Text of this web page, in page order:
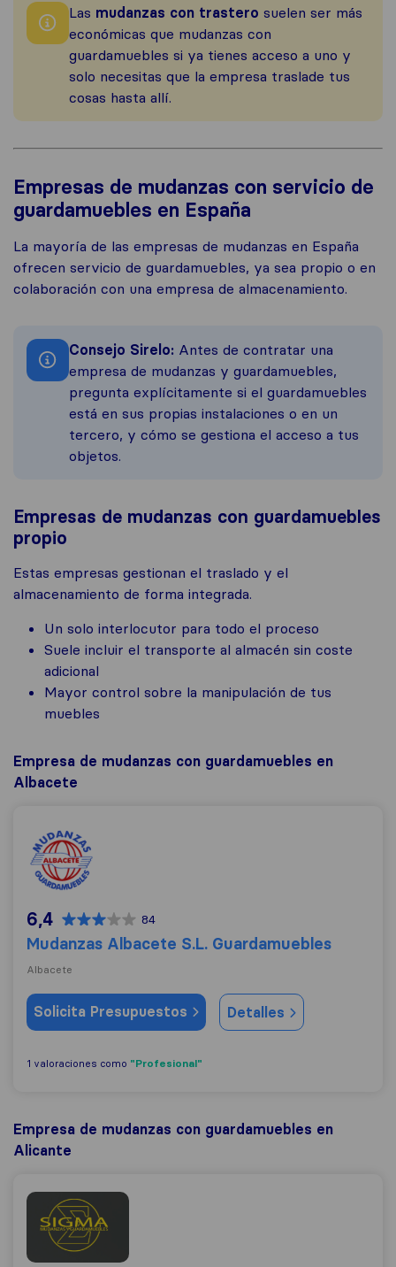
Las mudanzas con trastero suelen ser más
económicas que mudanzas con
guardamuebles si ya tienes acceso a uno y
solo necesitas que la empresa traslade tus
cosas hasta allí.
Empresas de mudanzas con servicio de
guardamuebles en España
La mayoría de las empresas de mudanzas en España
ofrecen servicio de guardamuebles, ya sea propio o en
colaboración con una empresa de almacenamiento.
Consejo Sirelo: Antes de contratar una
empresa de mudanzas y guardamuebles,
pregunta explícitamente si el guardamuebles
está en sus propias instalaciones o en un
tercero, y cómo se gestiona el acceso a tus
objetos.
Empresas de mudanzas con guardamuebles
propio
Estas empresas gestionan el traslado y el
almacenamiento de forma integrada.
Un solo interlocutor para todo el proceso
Suele incluir el transporte al almacén sin coste
adicional
Mayor control sobre la manipulación de tus
muebles
Empresa de mudanzas con guardamuebles en
Albacete
Mudanzas Albacete S.L. Guardamuebles
6,4 84
Mudanzas Albacete S.L. Guardamuebles
Albacete
Solicita Presupuestos Detalles
1 valoraciones como "Profesional"
Empresa de mudanzas con guardamuebles en
Alicante
Mudanzas Y Guardamuebles Sigma Sl